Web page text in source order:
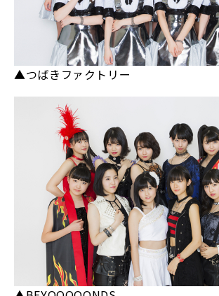
▲つばきファクトリー